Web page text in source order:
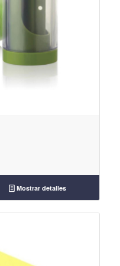
Mostrar detalles